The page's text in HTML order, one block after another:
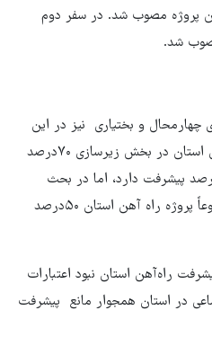
برای این پروژه مصوب شد. در سفر دوم
شد.
و بختیاری نیز در این
خصوص اظهار داشت: پروژه راه‌آهن استان در بخش زیرسازی ۷۰درصد
و در بخش ایستگاه‌ها ۲۰درصد پیشرفت دارد، اما در بحث
روسازی پیشرفت صفر است و مجموعاً پروژه راه آهن استان ۵۰درصد
راه‌آهن استان نبود اعتبارات
در استان همجوار مانع پیشرفت